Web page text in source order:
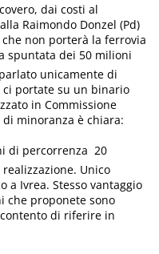
dai costi al
Raimondo Donzel (Pd)
non porterà la ferrovia
spuntata dei 50 milioni
unicamente di
portate su un binario
in Commissione
minoranza è chiara:
percorrenza  20
Unico
a Ivrea. Stesso vantaggio
che proponete sono
di riferire in